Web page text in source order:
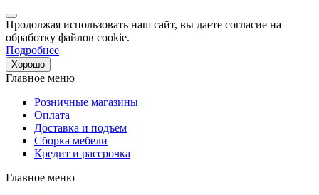
Продолжая использовать наш сайт, вы даете согласие на
обработку файлов cookie.
Подробнее
Хорошо
Главное меню
Розничные магазины
Оплата
Доставка и подъем
Сборка мебели
Кредит и рассрочка
Главное меню